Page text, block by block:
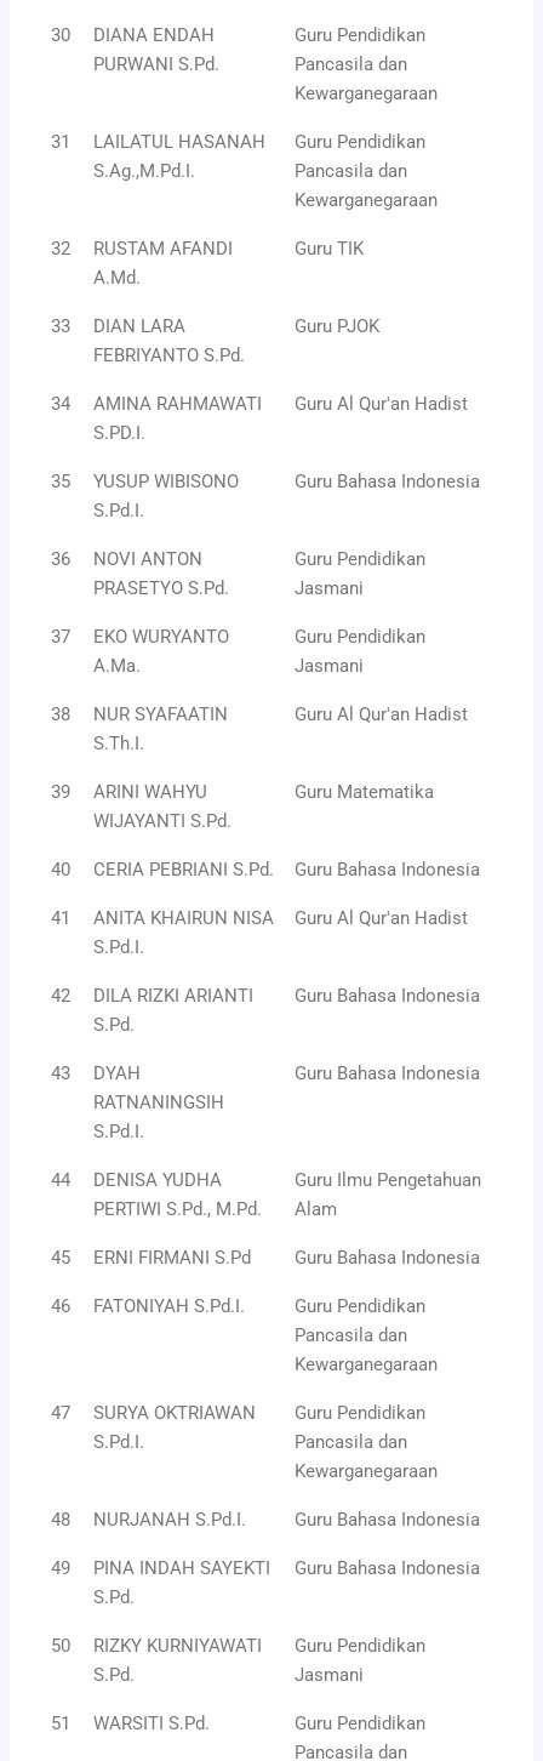
30
DIANA ENDAH
PURWANI S.Pd.
Guru Pendidikan
Pancasila dan
Kewarganegaraan
31
LAILATUL HASANAH
S.Ag.,M.Pd.I.
Guru Pendidikan
Pancasila dan
Kewarganegaraan
32
RUSTAM AFANDI
A.Md.
Guru TIK
33
DIAN LARA
FEBRIYANTO S.Pd.
Guru PJOK
34
AMINA RAHMAWATI
S.PD.I.
Guru Al Qur'an Hadist
35
YUSUP WIBISONO
S.Pd.I.
Guru Bahasa Indonesia
36
NOVI ANTON
PRASETYO S.Pd.
Guru Pendidikan
Jasmani
37
EKO WURYANTO
A.Ma.
Guru Pendidikan
Jasmani
38
NUR SYAFAATIN
S.Th.I.
Guru Al Qur'an Hadist
39
ARINI WAHYU
WIJAYANTI S.Pd.
Guru Matematika
40 CERIA PEBRIANI S.Pd. Guru Bahasa Indonesia
41
ANITA KHAIRUN NISA
S.Pd.I.
Guru Al Qur'an Hadist
42
DILA RIZKI ARIANTI
S.Pd.
Guru Bahasa Indonesia
43
DYAH
RATNANINGSIH
S.Pd.I.
Guru Bahasa Indonesia
44
DENISA YUDHA
PERTIWI S.Pd., M.Pd.
Guru Ilmu Pengetahuan
Alam
45 ERNI FIRMANI S.Pd Guru Bahasa Indonesia
46 FATONIYAH S.Pd.I.
Guru Pendidikan
Pancasila dan
Kewarganegaraan
47
SURYA OKTRIAWAN
S.Pd.I.
Guru Pendidikan
Pancasila dan
Kewarganegaraan
48 NURJANAH S.Pd.I. Guru Bahasa Indonesia
49
PINA INDAH SAYEKTI
S.Pd.
Guru Bahasa Indonesia
50
RIZKY KURNIYAWATI
S.Pd.
Guru Pendidikan
Jasmani
51 WARSITI S.Pd.
Guru Pendidikan
Pancasila dan